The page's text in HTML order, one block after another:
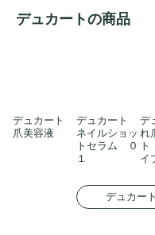
デュカートの商品
デュカート
爪美容液
デュカート
ネイルショッ
トセラム ０
１
デ
れ
ト
イ
デュカー